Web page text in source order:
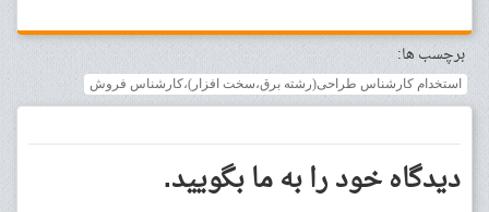
برچسب ها:
استخدام کارشناس طراحی(رشته برق،سخت افزار)،کارشناس فروش
دیدگاه خود را به ما بگویید.